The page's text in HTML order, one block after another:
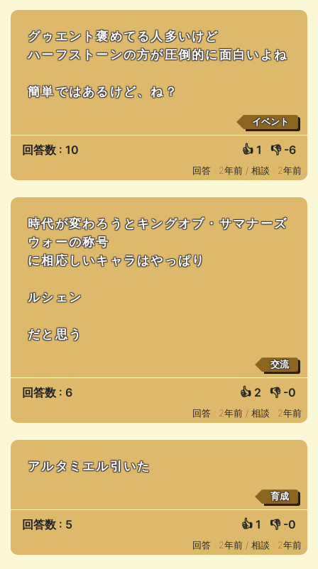
グゥエント褒めてる人多いけど
ハーフストーンの方が圧倒的に面白いよね
簡単ではあるけど、ね？
イベント
回答数 : 10 👍 1 👎 -6
回答 : 2年前 / 相談 : 2年前
時代が変わろうとキングオブ・サマナーズ
ウォーの称号
に相応しいキャラはやっぱり
ルシェン
だと思う
交流
回答数 : 6 👍 2 👎 -0
回答 : 2年前 / 相談 : 2年前
アルタミエル引いた
育成
回答数 : 5 👍 1 👎 -0
回答 : 2年前 / 相談 : 2年前